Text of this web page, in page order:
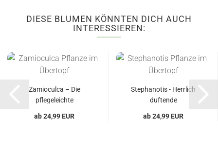
DIESE BLUMEN KÖNNTEN DICH AUCH
INTERESSIEREN:
Zamioculca – Die
pflegeleichte
ab 24,99 EUR
Stephanotis - Herrlich
duftende
ab 24,99 EUR